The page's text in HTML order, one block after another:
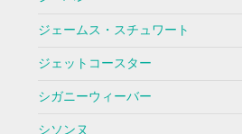
ジェームス・スチュワート
ジェットコースター
シガニーウィーバー
シソンヌ